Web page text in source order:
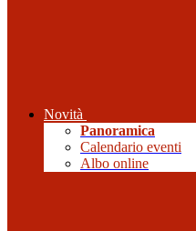
Novità
Panoramica
Calendario eventi
Albo online